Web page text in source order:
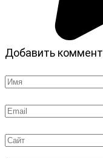
Добавить
Имя
Email
Сайт